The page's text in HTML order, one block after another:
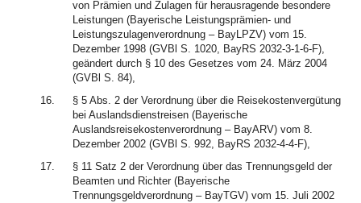
von Prämien und Zulagen für herausragende besondere
Leistungen (Bayerische Leistungsprämien- und
Leistungszulagenverordnung – BayLPZV) vom 15.
Dezember 1998 (GVBl S. 1020, BayRS 2032-3-1-6-F),
geändert durch § 10 des Gesetzes vom 24. März 2004
(GVBl S. 84),
16.
§ 5 Abs. 2 der Verordnung über die Reisekostenvergütung
bei Auslandsdienstreisen (Bayerische
Auslandsreisekostenverordnung – BayARV) vom 8.
Dezember 2002 (GVBl S. 992, BayRS 2032-4-4-F),
17.
§ 11 Satz 2 der Verordnung über das Trennungsgeld der
Beamten und Richter (Bayerische
Trennungsgeldverordnung – BayTGV) vom 15. Juli 2002